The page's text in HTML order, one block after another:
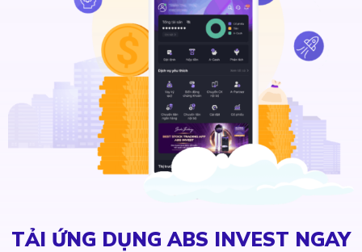
TẢI ỨNG DỤNG ABS INVEST NGAY